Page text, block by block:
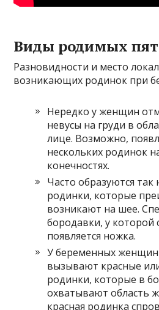
Виды родимых
Разновидности и место
возникающих родинок при
Нередко у женщин
невусы на груди в
лице. Возможно,
нескольких родинок
конечностях.
Часто образуются
родинки, которые
возникают на шее.
бородавки, у которой
появляется ножка.
У беременных женщин
вызывают красные
родинки, которые в
охватывают область
красная родинка